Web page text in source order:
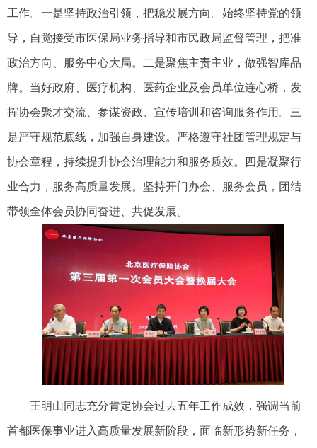
工作。一是坚持政治引领，把稳发展方向。始终坚持党的领
导，自觉接受市医保局业务指导和市民政局监督管理，把准
政治方向、服务中心大局。二是聚焦主责主业，做强智库品
牌。当好政府、医疗机构、医药企业及会员单位连心桥，发
挥协会聚才交流、参谋资政、宣传培训和咨询服务作用。三
是严守规范底线，加强自身建设。严格遵守社团管理规定与
协会章程，持续提升协会治理能力和服务质效。四是凝聚行
业合力，服务高质量发展。坚持开门办会、服务会员，团结
带领全体会员协同奋进、共促发展。
王明山同志充分肯定协会过去五年工作成效，强调当前
首都医保事业进入高质量发展新阶段，面临新形势新任务，